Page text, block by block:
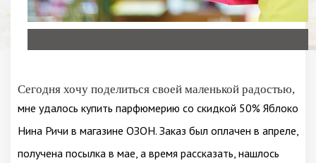
Сегодня хочу поделиться своей маленькой радостью,
мне удалось купить парфюмерию со скидкой 50% Яблоко
Нина Ричи в магазине ОЗОН. Заказ был оплачен в апреле,
получена посылка в мае, а время рассказать, нашлось